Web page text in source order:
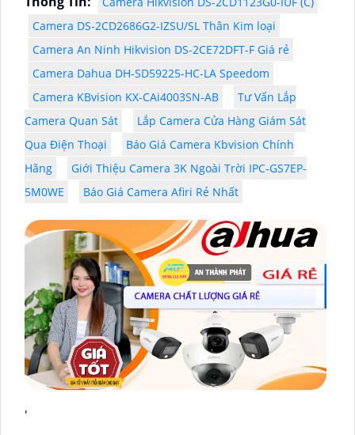
Camera DS-2CD2686G2-IZSU/SL Thân Kim loại
Camera An Ninh Hikvision DS-2CE72DFT-F Giá rẻ
Camera Dahua DH-SD59225-HC-LA Speedom
Camera KBvision KX-CAi4003SN-AB
Tư Vấn Lắp
Camera Quan Sát
Lắp Camera Cửa Hàng Giám Sát
Qua Điện Thoại
Báo Giá Camera Kbvision Chính
Hãng
Giới Thiệu Camera 3K Ngoài Trời IPC-GS7EP-
5M0WE
Báo Giá Camera Afiri Rẻ Nhất
'